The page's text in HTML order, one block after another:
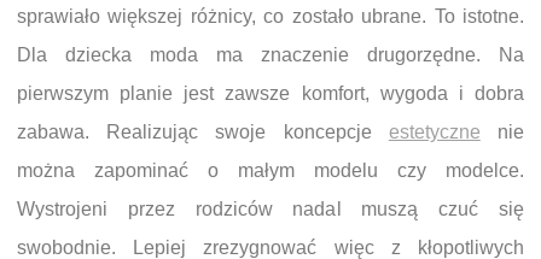
sprawiało większej różnicy, co zostało ubrane. To istotne.
Dla dziecka moda ma znaczenie drugorzędne. Na
pierwszym planie jest zawsze komfort, wygoda i dobra
zabawa. Realizując swoje koncepcje estetyczne nie
można zapominać o małym modelu czy modelce.
Wystrojeni przez rodziców nadal muszą czuć się
swobodnie. Lepiej zrezygnować więc z kłopotliwych